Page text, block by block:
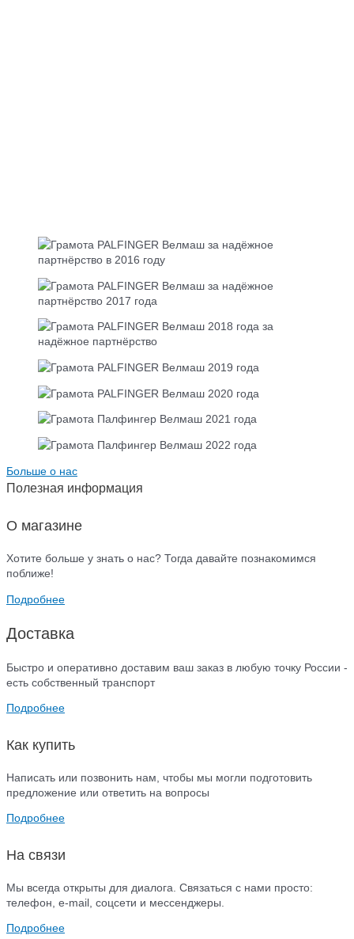
Больше о нас
Полезная информация
О магазине
Хотите больше у знать о нас? Тогда давайте познакомимся
поближе!
Подробнее
Доставка
Быстро и оперативно доставим ваш заказ в любую точку России -
есть собственный транспорт
Подробнее
Как купить
Написать или позвонить нам, чтобы мы могли подготовить
предложение или ответить на вопросы
Подробнее
На связи
Мы всегда открыты для диалога. Связаться с нами просто:
телефон, e-mail, соцсети и мессенджеры.
Подробнее